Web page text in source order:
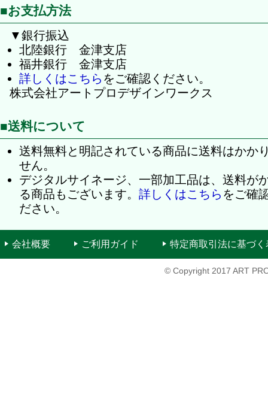
■お支払方法
▼銀行振込
北陸銀行 金津支店
福井銀行 金津支店
詳しくはこちら をご確認ください。
株式会社アートプロデザインワークス
■送料について
送料無料と明記されている商品に送料はかか
せん。
デジタルサイネージ、一部加工品は、送料が
る商品もございます。 詳しくはこちら をご確
ださい。
会社概要 ご利用ガイド 特定商取引法に基づく
© Copyright 2017 ART